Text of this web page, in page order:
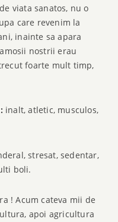
viata sanatos, nu o
care revenim la
inainte sa apara
nostrii erau
foarte mult timp,
inalt, atletic, musculos,
stresat, sedentar,
boli.
! Acum cateva mii de
apoi agricultura